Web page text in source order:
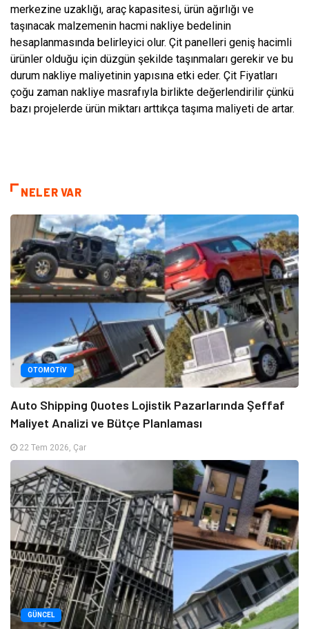
merkezine uzaklığı, araç kapasitesi, ürün ağırlığı ve
taşınacak malzemenin hacmi nakliye bedelinin
hesaplanmasında belirleyici olur. Çit panelleri geniş hacimli
ürünler olduğu için düzgün şekilde taşınmaları gerekir ve bu
durum nakliye maliyetinin yapısına etki eder. Çit Fiyatları
çoğu zaman nakliye masrafıyla birlikte değerlendirilir çünkü
bazı projelerde ürün miktarı arttıkça taşıma maliyeti de artar.
NELER VAR
OTOMOTIV
Auto Shipping Quotes Lojistik Pazarlarında Şeffaf
Maliyet Analizi ve Bütçe Planlaması
22 Tem 2026, Çar
GÜNCEL